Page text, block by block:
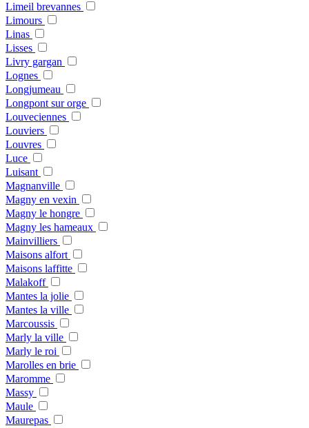
Limeil brevannes
Limours
Linas
Lisses
Livry gargan
Lognes
Longjumeau
Longpont sur orge
Louveciennes
Louviers
Louvres
Luce
Luisant
Magnanville
Magny en vexin
Magny le hongre
Magny les hameaux
Mainvilliers
Maisons alfort
Maisons laffitte
Malakoff
Mantes la jolie
Mantes la ville
Marcoussis
Marly la ville
Marly le roi
Marolles en brie
Maromme
Massy
Maule
Maurepas